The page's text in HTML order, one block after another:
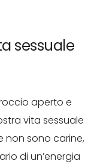
sessuale
aperto e
vita sessuale
non sono carine,
di un’energia